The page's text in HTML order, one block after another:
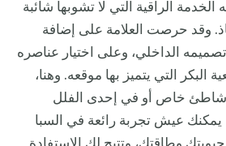
الخدمة الراقية التي لا تشوبها شائبة
وقد حرصت العلامة على إضافة
الداخلي، وعلى اختيار عناصره
البكر التي يتميز بها موقعه. وهنا،
شاطئ خاص أو في إحدى الفلل
يمكنك عيش تجربة رائعة في السبا